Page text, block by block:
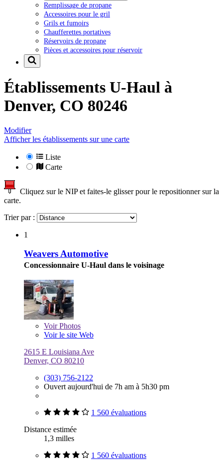
Remplissage de propane
Accessoires pour le gril
Grils et fumoirs
Chaufferettes portatives
Réservoirs de propane
Pièces et accessoires pour réservoir
Établissements U-Haul à
Denver, CO 80246
Modifier
Afficher les établissements sur une carte
Liste
Carte
Cliquez sur le NIP et faites-le glisser pour le repositionner sur la
carte.
Trier par :
1
Weavers Automotive
Concessionnaire U-Haul dans le voisinage
VoirPhotos
Voir le site Web
2615 E Louisiana Ave
Denver, CO 80210
(303) 756-2122
Ouvert aujourd'hui de 7h am à 5h30 pm
1 560 évaluations
Distance estimée
1,3 milles
1 560 évaluations